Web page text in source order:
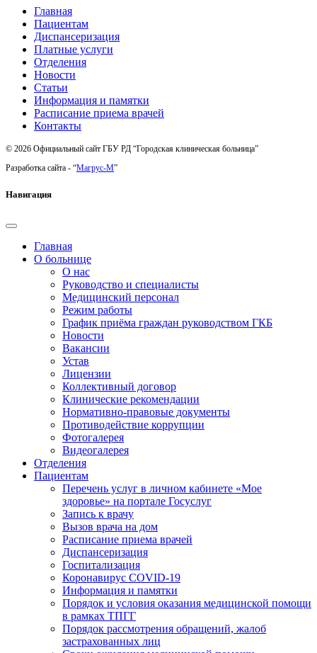
Главная
Пациентам
Диспансеризация
Платные услуги
Отделения
Новости
Статьи
Информация и памятки
Расписание приема врачей
Контакты
© 2026 Официальный сайт ГБУ РД “Городская клиническая больница”
Разработка сайта - “Магрус-М”
Навигация
Главная
О больнице
О нас
Руководство и специалисты
Медицинский персонал
Режим работы
График приёма граждан руководством ГКБ
Новости
Вакансии
Устав
Лицензии
Коллективный договор
Клинические рекомендации
Нормативно-правовые документы
Противодействие коррупции
Фотогалерея
Видеогалерея
Отделения
Пациентам
Перечень услуг в личном кабинете «Мое
здоровье» на портале Госуслуг
Запись к врачу
Вызов врача на дом
Расписание приема врачей
Диспансеризация
Госпитализация
Коронавирус COVID-19
Информация и памятки
Порядок и условия оказания медицинской помощи
в рамках ТПГГ
Порядок рассмотрения обращений, жалоб
застрахованных лиц